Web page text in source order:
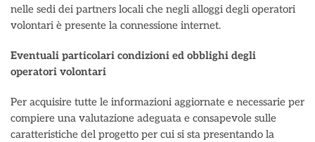
nelle sedi dei partners locali che negli alloggi degli operatori
volontari è presente la connessione internet.
Eventuali particolari condizioni ed obblighi degli
operatori volontari
Per acquisire tutte le informazioni aggiornate e necessarie per
compiere una valutazione adeguata e consapevole sulle
caratteristiche del progetto per cui si sta presentando la